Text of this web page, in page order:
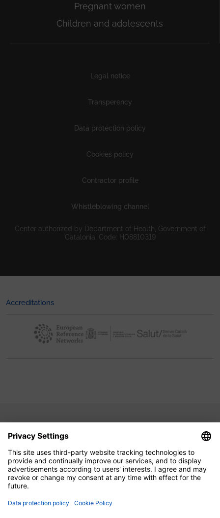
Pregnant women
Children and adolescents
Legal notice
Transperency
Data protection policy
Cookies policy
Contractor profile
Whistleblowing channel
Center authorized by Department of Health, Government of
Catalonia. Code: H08810319
Accreditations